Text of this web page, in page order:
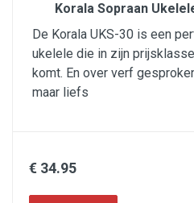
Korala Sopraan
De Korala UKS-30 is een
ukelele die in zijn
komt. En over verf
maar liefs
€ 34.95